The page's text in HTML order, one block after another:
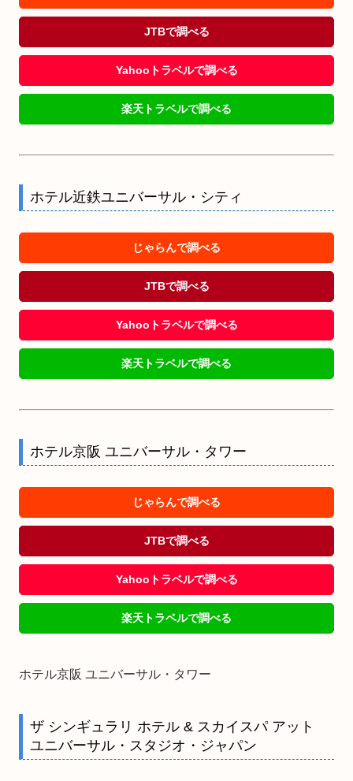
JTBで調べる
Yahooトラベルで調べる
楽天トラベルで調べる
ホテル近鉄ユニバーサル・シティ
じゃらんで調べる
JTBで調べる
Yahooトラベルで調べる
楽天トラベルで調べる
ホテル京阪 ユニバーサル・タワー
じゃらんで調べる
JTBで調べる
Yahooトラベルで調べる
楽天トラベルで調べる
ホテル京阪 ユニバーサル・タワー
ザ シンギュラリ ホテル & スカイスパ アット
ユニバーサル・スタジオ・ジャパン